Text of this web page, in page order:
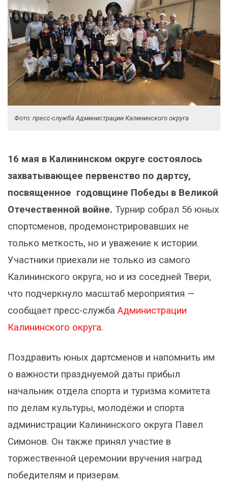
Фото: пресс-служба Администрации Калининского округа
16 мая в Калининском округе состоялось
захватывающее первенство по дартсу,
посвященное годовщине Победы в Великой
Отечественной войне. Турнир собрал 56 юных
спортсменов, продемонстрировавших не
только меткость, но и уважение к истории.
Участники приехали не только из самого
Калининского округа, но и из соседней Твери,
что подчеркнуло масштаб мероприятия —
сообщает пресс-служба Администрации
Калининского округа.
Поздравить юных дартсменов и напомнить им
о важности празднуемой даты прибыл
начальник отдела спорта и туризма комитета
по делам культуры, молодёжи и спорта
администрации Калининского округа Павел
Симонов. Он также принял участие в
торжественной церемонии вручения наград
победителям и призерам.